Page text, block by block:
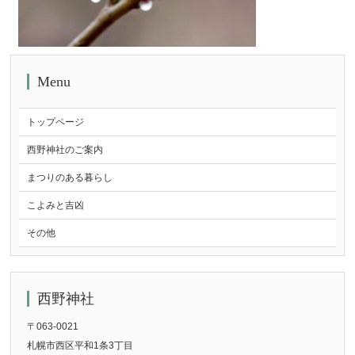
Menu
トップページ
西野神社のご案内
まつりのある暮らし
こよみと吉凶
その他
西野神社
〒063-0021
札幌市西区平和1条3丁目